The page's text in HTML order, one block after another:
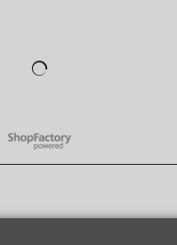
WebShop erstellt mit
ShopFactory Shop